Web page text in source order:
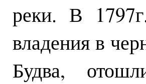
реки. В
владения в
Будва,